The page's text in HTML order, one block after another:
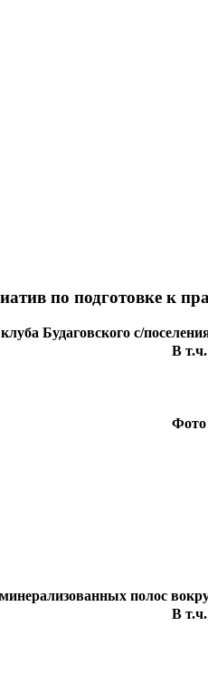
по подготовке к
Будаговского с/
В
полос
В